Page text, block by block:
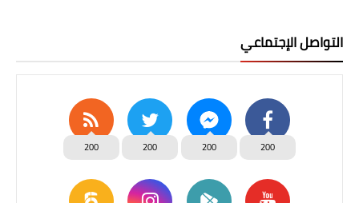
التواصل الإجتماعي
200
200
200
200